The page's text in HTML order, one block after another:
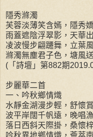
隱秀滌濁
芙蓉淡薄笑含嫣，隱秀
雨蓋遮陰浮翠影，天華
凌波慢步翩躚舞，立葉
滌濁無塵君子色，塘風
(「詩壇」第882期
步麗華二首
一、吟秋鄉情熾
水靜金湖漫步輕，舒懷
波平岸闊千帆遠，晚唱
落日西斜天際掛，桑懷
吟秋異地鄉情熾，薈萃